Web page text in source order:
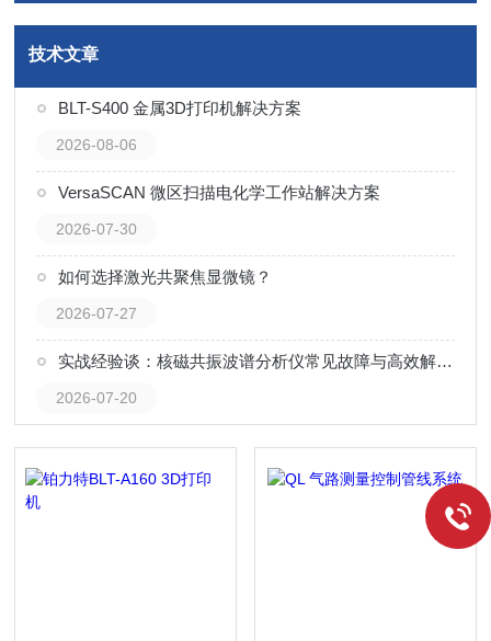
技术文章
BLT-S400 金属3D打印机解决方案
2026-08-06
VersaSCAN 微区扫描电化学工作站解决方案
2026-07-30
如何选择激光共聚焦显微镜？
2026-07-27
实战经验谈：核磁共振波谱分析仪常见故障与高效解决技巧
2026-07-20